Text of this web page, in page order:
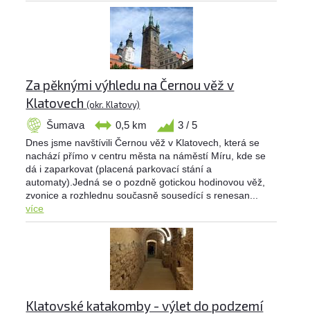
Za pěknými výhledu na Černou věž v
Klatovech(okr. Klatovy)
Šumava 0,5 km 3 / 5
Dnes jsme navštívili Černou věž v Klatovech, která se
nachází přímo v centru města na náměstí Míru, kde se
dá i zaparkovat (placená parkovací stání a
automaty).Jedná se o pozdně gotickou hodinovou věž,
zvonice a rozhlednu současně sousedící s renesan...
více
Klatovské katakomby - výlet do podzemí